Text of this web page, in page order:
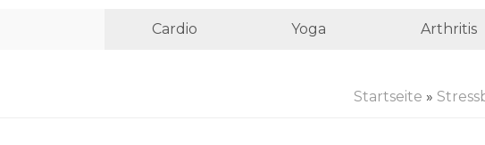
Cardio Yoga Arthritis
Startseite »